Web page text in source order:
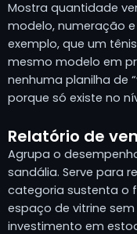
Mostra quantidade
modelo, numeração e
exemplo, que um
mesmo modelo em
nenhuma planilha de
porque só existe no
Relatório de
Agrupa o
sandália. Serve para
categoria sustenta o
espaço de vitrine
investimento em